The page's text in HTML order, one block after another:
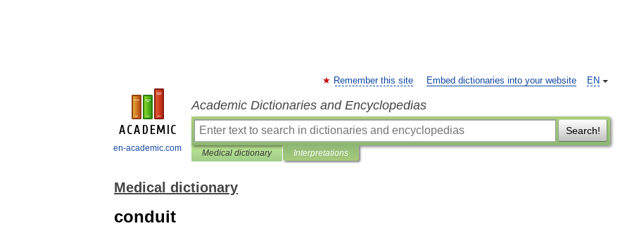
en-academic.com
EN
Remember this site Embed dictionaries into your website
Academic Dictionaries and Encyclopedias
Search!
Medical dictionary Interpretations
Medical dictionary
conduit